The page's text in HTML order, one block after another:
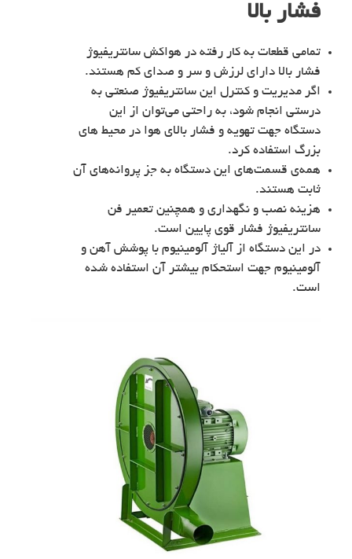
فشار بالا
تمامی قطعات به کار رفته در هواکش سانتریفیوژ
فشار بالا دارای لرزش و سر و صدای کم هستند.
اگر مدیریت و کنترل این سانتریفیوژ صنعتی به
درستی انجام شود، به راحتی می‌توان از این
دستگاه جهت تهویه و فشار بالای هوا در محیط های
بزرگ استفاده کرد.
همه‌ی قسمت‌های این دستگاه به جز پروانه‌های آن
ثابت هستند.
هزینه نصب و نگهداری و همچنین تعمیر فن
سانتریفیوژ فشار قوی پایین است.
در این دستگاه از آلیاژ آلومینیوم با پوشش آهن و
آلومینیوم جهت استحکام بیشتر آن استفاده شده
است.